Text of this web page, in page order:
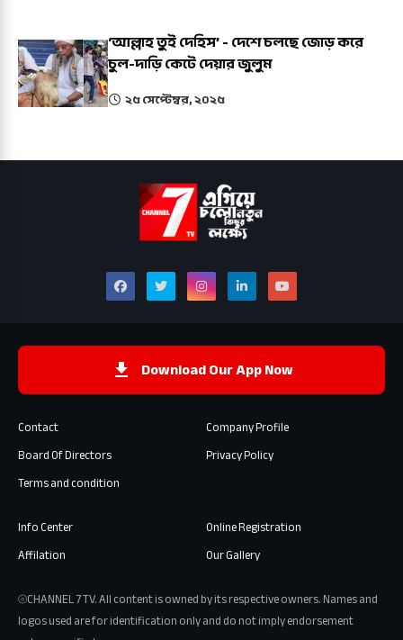
‘আল্লাহ তুই দেহিস’ - দেশে চলছে জোড় করে
চুল-দাড়ি কেটে দেয়ার জুলুম
২৫ সেপ্টেম্বর, ২০২৫
Download Our App Now
Contact
Company Profile
Board Of Directors
Privacy Policy
Terms and condition
Info Center
Online Registration
Affilation
Our Gallery
⦾CHANNEL 7 TV. All content is owned by its respective owners. Names and
logos used are for identification only and do not imply endorsement